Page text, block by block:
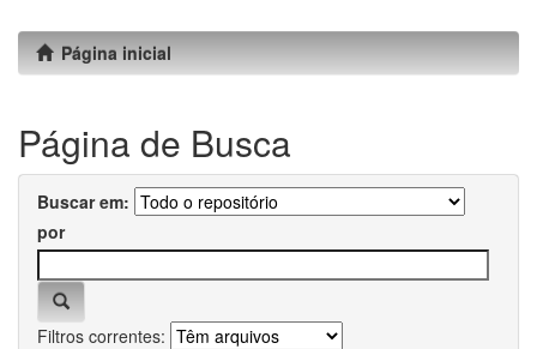
Página inicial
Página de Busca
Buscar em:
por
Filtros correntes: